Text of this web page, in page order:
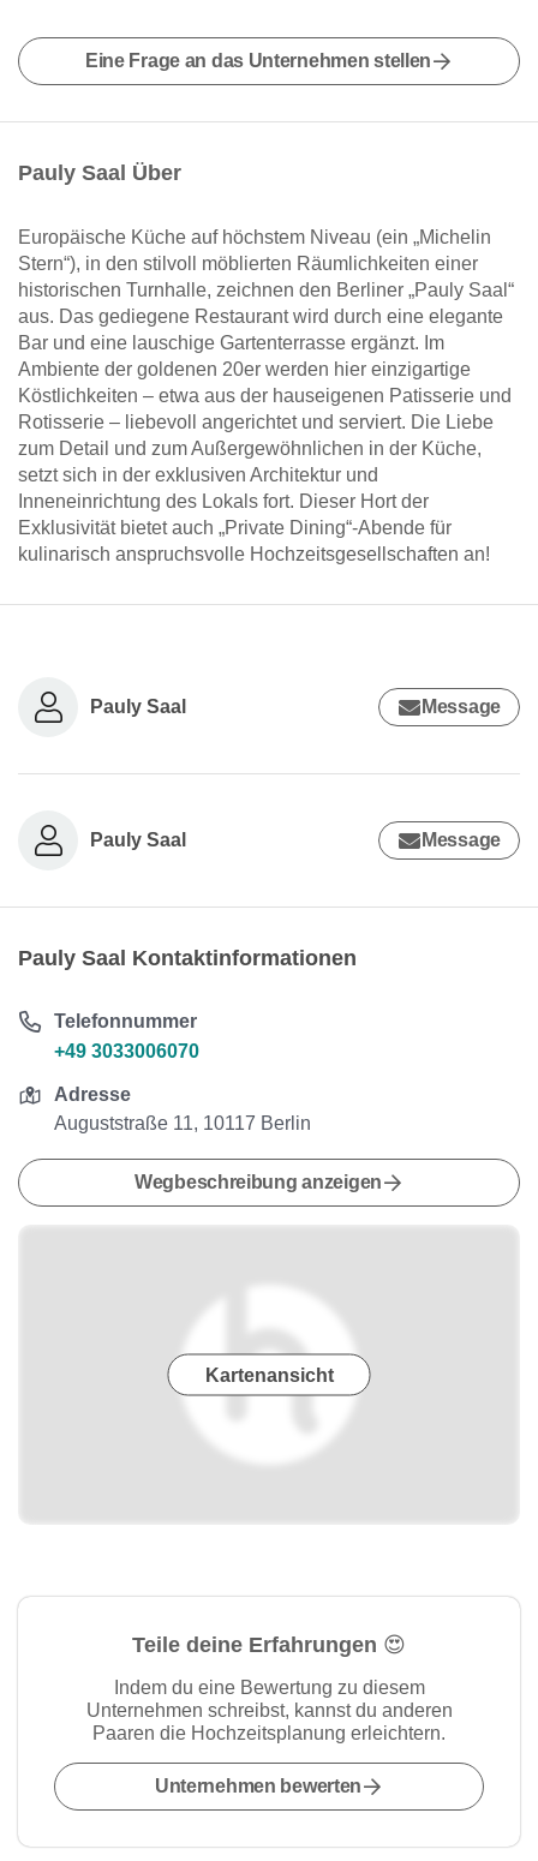
Eine Frage an das Unternehmen stellen
Pauly Saal Über
Europäische Küche auf höchstem Niveau (ein „Michelin
Stern“), in den stilvoll möblierten Räumlichkeiten einer
historischen Turnhalle, zeichnen den Berliner „Pauly Saal“
aus. Das gediegene Restaurant wird durch eine elegante
Bar und eine lauschige Gartenterrasse ergänzt. Im
Ambiente der goldenen 20er werden hier einzigartige
Köstlichkeiten – etwa aus der hauseigenen Patisserie und
Rotisserie – liebevoll angerichtet und serviert. Die Liebe
zum Detail und zum Außergewöhnlichen in der Küche,
setzt sich in der exklusiven Architektur und
Inneneinrichtung des Lokals fort. Dieser Hort der
Exklusivität bietet auch „Private Dining“-Abende für
kulinarisch anspruchsvolle Hochzeitsgesellschaften an!
Pauly Saal Message
Pauly Saal Message
Pauly Saal Kontaktinformationen
Telefonnummer
+49 3033006070
Adresse
Auguststraße 11, 10117 Berlin
Wegbeschreibung anzeigen
Kartenansicht
Teile deine Erfahrungen 😍
Indem du eine Bewertung zu diesem
Unternehmen schreibst, kannst du anderen
Paaren die Hochzeitsplanung erleichtern.
Unternehmen bewerten